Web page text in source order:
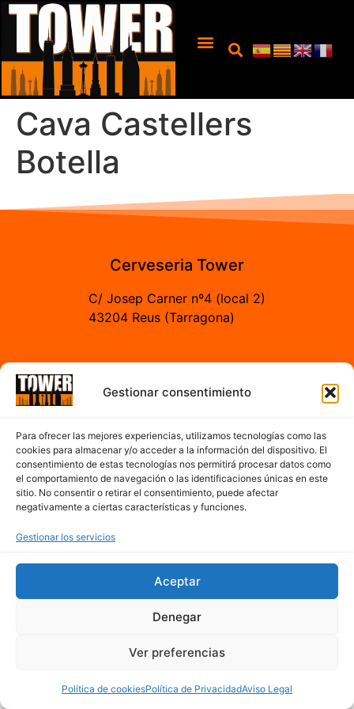
Gestionar consentimiento
Para ofrecer las mejores experiencias, utilizamos tecnologías como las
cookies para almacenar y/o acceder a la información del dispositivo. El
consentimiento de estas tecnologías nos permitirá procesar datos como
el comportamiento de navegación o las identificaciones únicas en este
sitio. No consentir o retirar el consentimiento, puede afectar
negativamente a ciertas características y funciones.
Gestionar los servicios
Aceptar
Denegar
Ver preferencias
Política de cookiesPolítica de PrivacidadAviso Legal
Cava Castellers
Botella
Cerveseria Tower
C/ Josep Carner nº4 (local 2)
43204 Reus (Tarragona)
A partir de las 7:00h hasta 17:00h de la tarde
De Lunes a Sábado
Contacto
977 300 763
Mapa del sitio